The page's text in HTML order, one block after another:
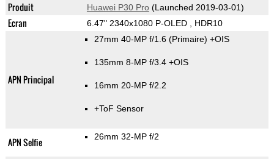
Produit Huawei P30 Pro(Launched 2019-03-01)
Ecran 6.47" 2340x1080 P-OLED , HDR10
APN Principal
27mm 40-MP f/1.6 (Primaire) +OIS
135mm 8-MP f/3.4 +OIS
16mm 20-MP f/2.2
+ToF Sensor
APN Selfie 26mm 32-MP f/2